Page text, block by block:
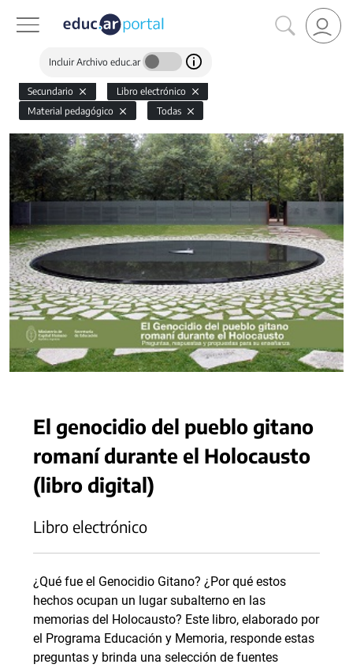
Incluir Archivo educ.ar
Secundario
Libro electrónico
Material pedagógico
Todas
El genocidio del pueblo gitano
romaní durante el Holocausto
(libro digital)
Libro electrónico
¿Qué fue el Genocidio Gitano? ¿Por qué estos
hechos ocupan un lugar subalterno en las
memorias del Holocausto? Este libro, elaborado por
el Programa Educación y Memoria, responde estas
preguntas y brinda una selección de fuentes